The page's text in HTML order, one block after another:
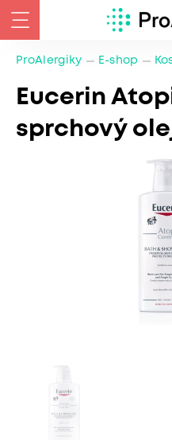
ProAlergiky E-shop
Eucerin
sprchový